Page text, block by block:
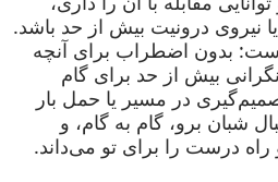
نیروی درونیت بیش از حد باشد.
بدون اضطراب برای آنچه
بیش از حد برای گام
در مسیر یا حمل بار
شبان برو، گام به گام، و
راه درست را برای تو می‌داند.